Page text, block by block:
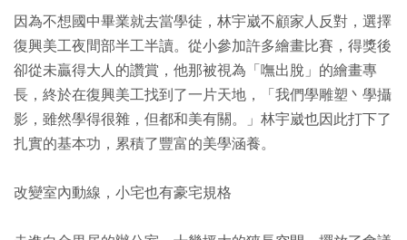
因為不想國中畢業就去當學徒，林宇崴不顧家人反對，選擇
復興美工夜間部半工半讀。從小參加許多繪畫比賽，得獎後
卻從未贏得大人的讚賞，他那被視為「嘸出脫」的繪畫專
長，終於在復興美工找到了一片天地，「我們學雕塑丶學攝
影，雖然學得很雜，但都和美有關。」林宇崴也因此打下了
扎實的基本功，累積了豐富的美學涵養。
改變室內動線，小宅也有豪宅規格